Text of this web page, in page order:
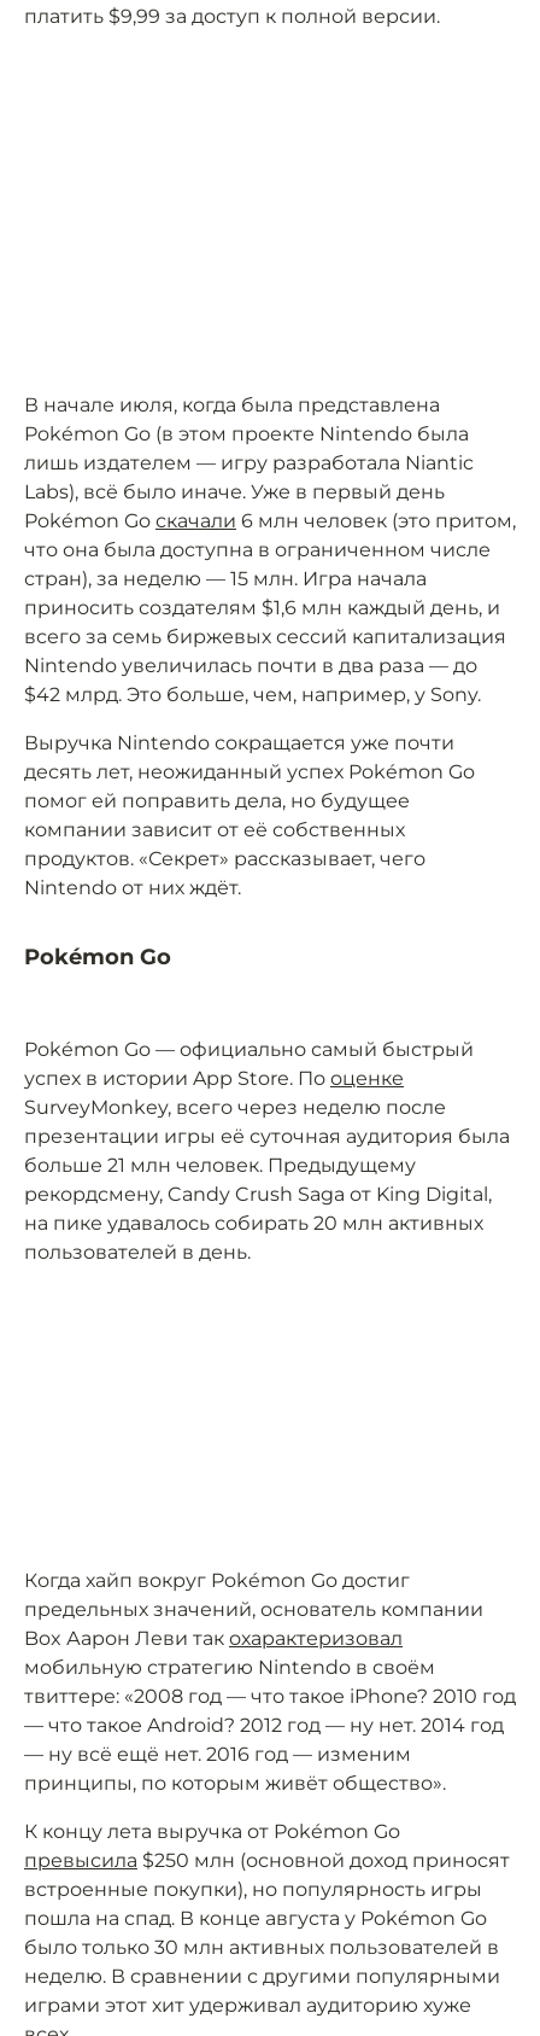
платить $9,99 за доступ к полной версии.
В начале июля, когда была представлена
Pokémon Go (в этом проекте Nintendo была
лишь издателем — игру разработала Niantic
Labs), всё было иначе. Уже в первый день
Pokémon Go скачали 6 млн человек (это притом,
что она была доступна в ограниченном числе
стран), за неделю — 15 млн. Игра начала
приносить создателям $1,6 млн каждый день, и
всего за семь биржевых сессий капитализация
Nintendo увеличилась почти в два раза — до
$42 млрд. Это больше, чем, например, у Sony.
Выручка Nintendo сокращается уже почти
десять лет, неожиданный успех Pokémon Go
помог ей поправить дела, но будущее
компании зависит от её собственных
продуктов. «Секрет» рассказывает, чего
Nintendo от них ждёт.
Pokémon Go
Pokémon Go — официально самый быстрый
успех в истории App Store. По оценке
SurveyMonkey, всего через неделю после
презентации игры её суточная аудитория была
больше 21 млн человек. Предыдущему
рекордсмену, Candy Crush Saga от King Digital,
на пике удавалось собирать 20 млн активных
пользователей в день.
Когда хайп вокруг Pokémon Go достиг
предельных значений, основатель компании
Box Аарон Леви так охарактеризовал
мобильную стратегию Nintendo в своём
твиттере: «2008 год — что такое iPhone? 2010 год
— что такое Android? 2012 год — ну нет. 2014 год
— ну всё ещё нет. 2016 год — изменим
принципы, по которым живёт общество».
К концу лета выручка от Pokémon Go
превысила $250 млн (основной доход приносят
встроенные покупки), но популярность игры
пошла на спад. В конце августа у Pokémon Go
было только 30 млн активных пользователей в
неделю. В сравнении с другими популярными
играми этот хит удерживал аудиторию хуже